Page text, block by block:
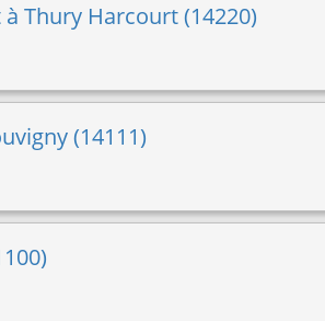
Thury Harcourt (14220)
(14111)